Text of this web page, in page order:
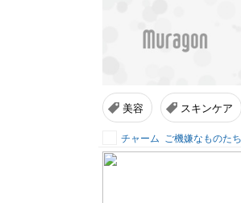
美容 スキンケア
チャーム ご機嫌なものたち